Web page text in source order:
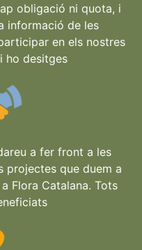
obligació ni quota, i
informació de les
en els nostres
ho desitges
a fer front a les
projectes que duem a
Flora Catalana. Tots